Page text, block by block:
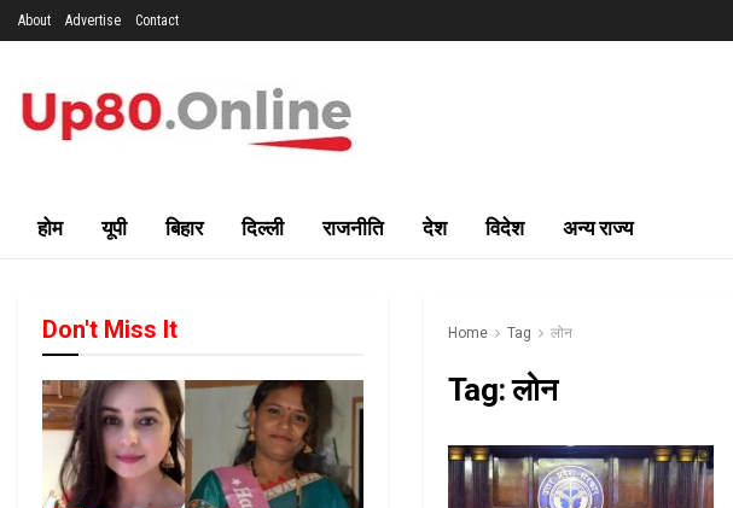
About Advertise Contact
होम यूपी बिहार दिल्ली राजनीति देश विदेश अन्य राज्य
Home Tag लोन
Tag:लोन
Don't Miss It